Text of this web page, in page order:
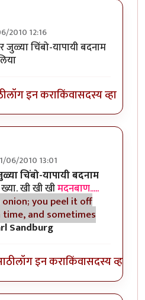
2010 12:16
byअवलिया
जुळ्या चिंबो-यापायी बदनाम
लॉग इन कराकिंवासदस्य व्हा
06/2010 13:01
बिचाराbyअवलिया
चिंबो-यापायी बदनाम
खी खी खीमदनबाण.....
you peel it off
and sometimes
Sandburg
लॉग इन कराकिंवासदस्य व्हा